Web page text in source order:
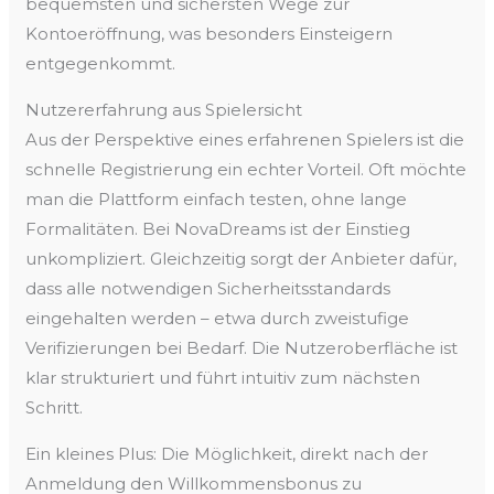
Kontoeröffnung, was besonders Einsteigern
entgegenkommt.
Nutzererfahrung aus Spielersicht
Aus der Perspektive eines erfahrenen Spielers ist die
schnelle Registrierung ein echter Vorteil. Oft möchte
man die Plattform einfach testen, ohne lange
Formalitäten. Bei NovaDreams ist der Einstieg
unkompliziert. Gleichzeitig sorgt der Anbieter dafür,
dass alle notwendigen Sicherheitsstandards
eingehalten werden – etwa durch zweistufige
Verifizierungen bei Bedarf. Die Nutzeroberfläche ist
klar strukturiert und führt intuitiv zum nächsten
Schritt.
Ein kleines Plus: Die Möglichkeit, direkt nach der
Anmeldung den Willkommensbonus zu